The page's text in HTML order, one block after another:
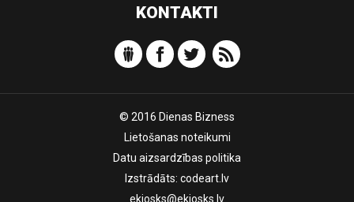
KONTAKTI
© 2016 Dienas Bizness
Lietošanas noteikumi
Datu aizsardzības politika
Izstrādāts: codeart.lv
ekiosks@ekiosks.lv